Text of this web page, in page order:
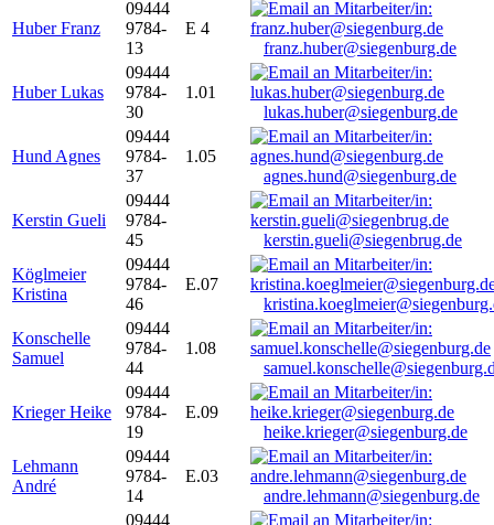
Huber Franz
09444
9784-
13
E 4
franz.huber@siegenburg.de
Huber Lukas
09444
9784-
30
1.01
lukas.huber@siegenburg.de
Hund Agnes
09444
9784-
37
1.05
agnes.hund@siegenburg.de
Kerstin Gueli
09444
9784-
45
kerstin.gueli@siegenbrug.de
Köglmeier
Kristina
09444
9784-
46
E.07
Konschelle
Samuel
09444
9784-
44
1.08
Krieger Heike
09444
9784-
19
E.09
heike.krieger@siegenburg.de
Lehmann
André
09444
9784-
14
E.03
andre.lehmann@siegenburg.de
09444